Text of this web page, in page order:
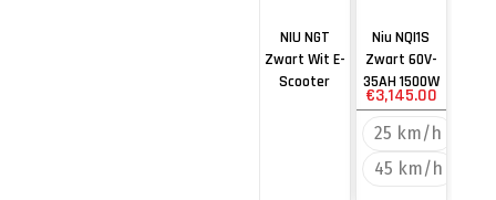
NIU NGT
Zwart Wit E-
Scooter
Niu NQI1S
Zwart 60V-
35AH 1500W
€3,145.00
25 km/h
45 km/h